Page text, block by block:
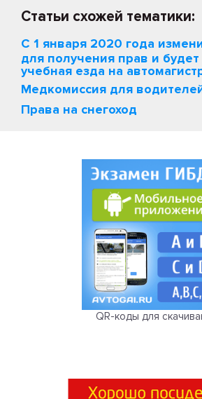
Статьи схожей тематики:
С 1 января 2020 года
для получения прав и
учебная езда на
Медкомиссия для
Права на снегоход
QR-коды для